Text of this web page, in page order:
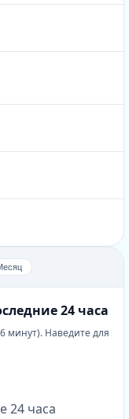
24 часа
минут). Наведите для
24 часа